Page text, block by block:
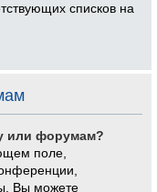
списков на
или форумам?
поле,
Вы можете